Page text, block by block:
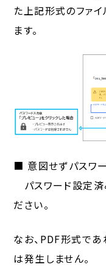
た上記形式のファ
ます。
■ 意図せずパスワ
パスワード設定済
ださい。
なお、PDF形式で
は発生しません。